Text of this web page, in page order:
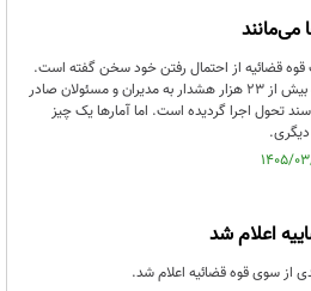
می‌مانند
قوه قضائیه از احتمال رفتن خود سخن گفته است.
همزمان، اعلام می‌کند که در این دوره بیش از ۲۳ هزار هشدار به مدیران و مسئولان صادر
سند تحول اجرا گردیده است. اما آمارها یک چیز